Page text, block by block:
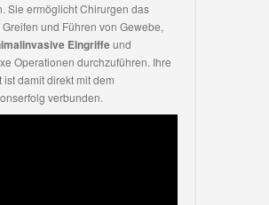
Sie ermöglicht Chirurgen das
und Führen von Gewebe,
Eingriffeund
Operationen durchzuführen. Ihre
ist damit direkt mit dem
verbunden.